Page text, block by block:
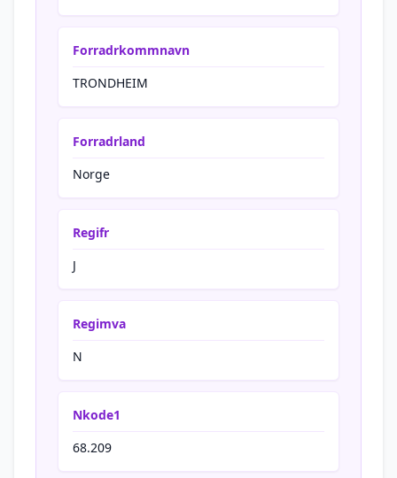
Forradrkommnavn
TRONDHEIM
Forradrland
Norge
Regifr
J
Regimva
N
Nkode1
68.209